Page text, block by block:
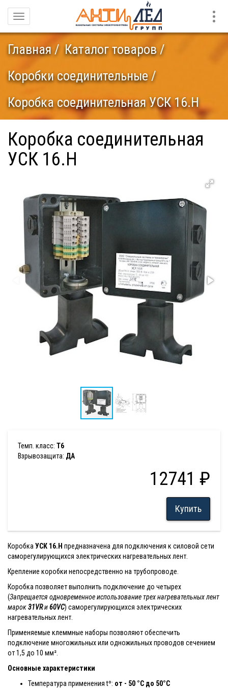
Навигация
Главная
Каталог товаров
Коробки соединительные
Коробка соединительная УСК 16.Н
Коробка соединительная
УСК 16.Н
Темп. класс: T6
Взрывозащита: ДА
12741 ₽
Купить
Коробка УСК 16.Н предназначена для подключения к силовой сети
саморегулирующихся электрических нагревательных лент.
Крепление коробки непосредственно на трубопроводе.
Коробка позволяет выполнить подключение до четырех
(Запрещается одновременное использование трех нагревательных лент
марок31VRи60VC) саморегулирующихся электрических
нагревательных лент.
Применяемые клеммные наборы позволяют обеспечить
подключение многожильных или одножильных проводов сечением
от 1,5 до 10 мм².
Основные характеристики
Температура применения tº: от - 50 °C до 50°C